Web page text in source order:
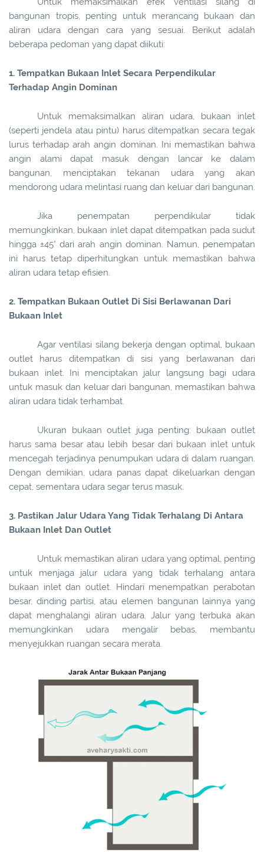
bangunan tropis, penting untuk merancang bukaan dan
aliran udara dengan cara yang sesuai. Berikut adalah
beberapa pedoman yang dapat diikuti:
1. Tempatkan Bukaan Inlet Secara Perpendikular
Terhadap Angin Dominan
Untuk memaksimalkan aliran udara, bukaan inlet
(seperti jendela atau pintu) harus ditempatkan secara tegak
lurus terhadap arah angin dominan. Ini memastikan bahwa
angin alami dapat masuk dengan lancar ke dalam
bangunan, menciptakan tekanan udara yang akan
mendorong udara melintasi ruang dan keluar dari bangunan.
Jika penempatan perpendikular tidak
memungkinkan, bukaan inlet dapat ditempatkan pada sudut
hingga ±45° dari arah angin dominan. Namun, penempatan
ini harus tetap diperhitungkan untuk memastikan bahwa
aliran udara tetap efisien.
2. Tempatkan Bukaan Outlet Di Sisi Berlawanan Dari
Bukaan Inlet
Agar ventilasi silang bekerja dengan optimal, bukaan
outlet harus ditempatkan di sisi yang berlawanan dari
bukaan inlet. Ini menciptakan jalur langsung bagi udara
untuk masuk dan keluar dari bangunan, memastikan bahwa
aliran udara tidak terhambat.
Ukuran bukaan outlet juga penting: bukaan outlet
harus sama besar atau lebih besar dari bukaan inlet untuk
mencegah terjadinya penumpukan udara di dalam ruangan.
Dengan demikian, udara panas dapat dikeluarkan dengan
cepat, sementara udara segar terus masuk.
3. Pastikan Jalur Udara Yang Tidak Terhalang Di Antara
Bukaan Inlet Dan Outlet
Untuk memastikan aliran udara yang optimal, penting
untuk menjaga jalur udara yang tidak terhalang antara
bukaan inlet dan outlet. Hindari menempatkan perabotan
besar, dinding partisi, atau elemen bangunan lainnya yang
dapat menghalangi aliran udara. Jalur yang terbuka akan
memungkinkan udara mengalir bebas, membantu
menyejukkan ruangan secara merata.